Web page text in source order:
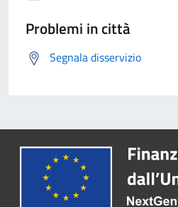
Problemi in città
Segnala disservizio